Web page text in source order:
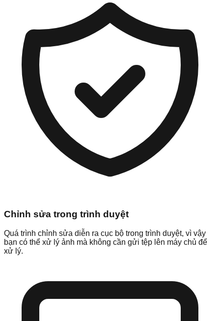
Chỉnh sửa trong trình duyệt
Quá trình chỉnh sửa diễn ra cục bộ trong trình duyệt, vì vậy
bạn có thể xử lý ảnh mà không cần gửi tệp lên máy chủ để
xử lý.